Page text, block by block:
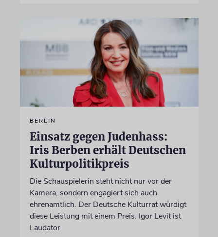
BERLIN
Einsatz gegen Judenhass:
Iris Berben erhält Deutschen
Kulturpolitikpreis
Die Schauspielerin steht nicht nur vor der
Kamera, sondern engagiert sich auch
ehrenamtlich. Der Deutsche Kulturrat würdigt
diese Leistung mit einem Preis. Igor Levit ist
Laudator